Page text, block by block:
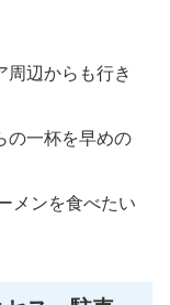
周辺からも行き
の一杯を早めの
メンを食べたい